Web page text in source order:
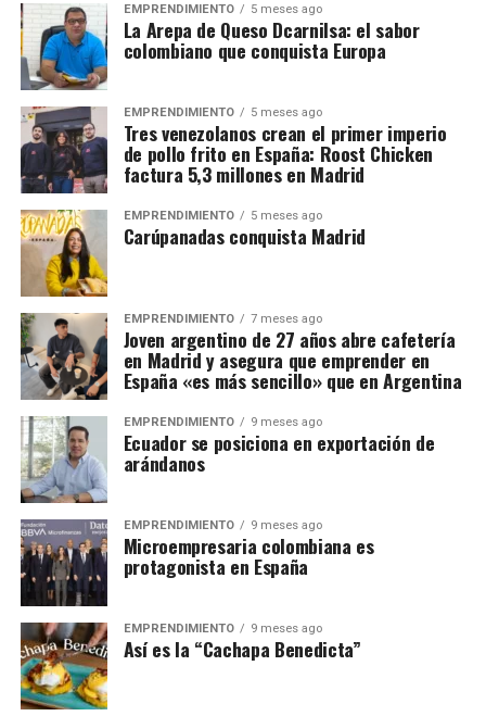
EMPRENDIMIENTO 5 meses ago
La Arepa de Queso Dcarnilsa: el sabor
colombiano que conquista Europa
EMPRENDIMIENTO 5 meses ago
Tres venezolanos crean el primer imperio
de pollo frito en España: Roost Chicken
factura 5,3 millones en Madrid
EMPRENDIMIENTO 5 meses ago
Carúpanadas conquista Madrid
EMPRENDIMIENTO 7 meses ago
Joven argentino de 27 años abre cafetería
en Madrid y asegura que emprender en
España «es más sencillo» que en Argentina
EMPRENDIMIENTO 9 meses ago
Ecuador se posiciona en exportación de
arándanos
EMPRENDIMIENTO 9 meses ago
Microempresaria colombiana es
protagonista en España
EMPRENDIMIENTO 9 meses ago
Así es la “Cachapa Benedicta”